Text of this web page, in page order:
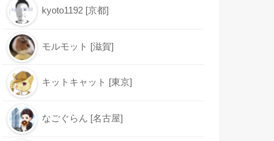
kyoto1192 [京都]
モルモット [滋賀]
キットキャット [東京]
なごぐらん [名古屋]